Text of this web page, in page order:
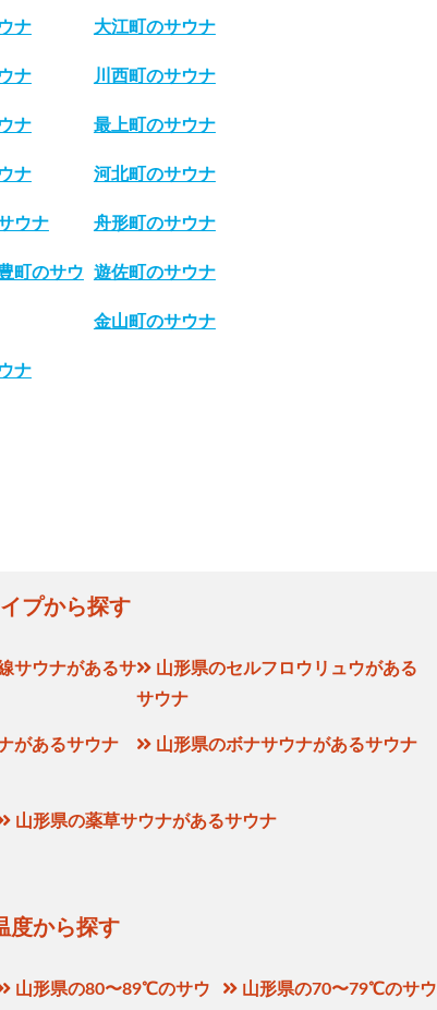
ナ 大江町のサウナ
ナ 川西町のサウナ
ナ 最上町のサウナ
ナ 河北町のサウナ
ウナ 舟形町のサウナ
町のサウ 遊佐町のサウナ
金山町のサウナ
ナ
プから探す
サウナがあるサ
山形県のセルフロウリュウがある
サウナ
があるサウナ 山形県のボナサウナがあるサウナ
山形県の薬草サウナがあるサウナ
度から探す
山形県の80〜89℃のサウ
山形県の70〜79℃のサウ